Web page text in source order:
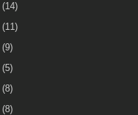
(14)
(11)
(9)
(5)
(8)
(8)